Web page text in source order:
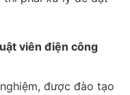
viên điện công
được đào tạo